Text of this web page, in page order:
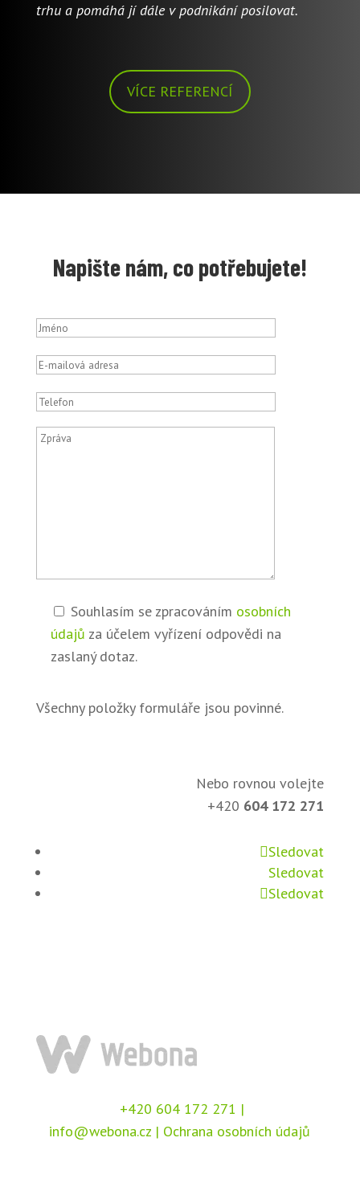
trhu a pomáhá jí dále v podnikání posilovat.
VÍCE REFERENCÍ
Napište nám, co potřebujete!
Souhlasím se zpracováním osobních
údajů za účelem vyřízení odpovědi na
zaslaný dotaz.
Všechny položky formuláře jsou povinné.
Nebo rovnou volejte
+420 604 172 271
Sledovat
Sledovat
Sledovat
+420 604 172 271 |
info@webona.cz | Ochrana osobních údajů